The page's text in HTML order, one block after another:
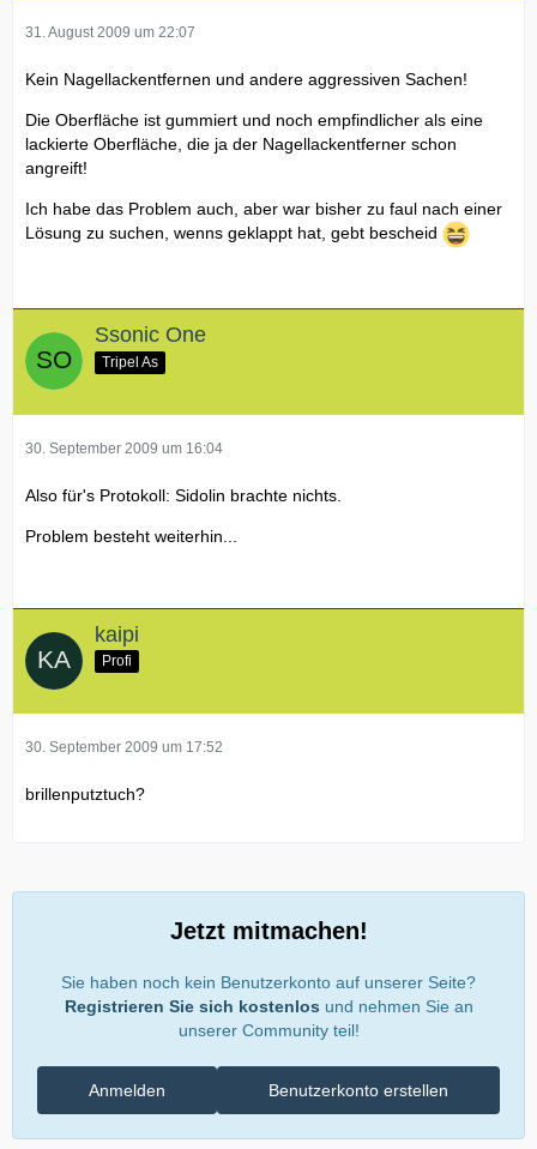
31. August 2009 um 22:07
Kein Nagellackentfernen und andere aggressiven Sachen!
Die Oberfläche ist gummiert und noch empfindlicher als eine
lackierte Oberfläche, die ja der Nagellackentferner schon
angreift!
Ich habe das Problem auch, aber war bisher zu faul nach einer
Lösung zu suchen, wenns geklappt hat, gebt bescheid
Ssonic One
Tripel As
30. September 2009 um 16:04
Also für's Protokoll: Sidolin brachte nichts.
Problem besteht weiterhin...
kaipi
Profi
30. September 2009 um 17:52
brillenputztuch?
Jetzt mitmachen!
Sie haben noch kein Benutzerkonto auf unserer Seite?
Registrieren Sie sich kostenlos und nehmen Sie an
unserer Community teil!
Benutzerkonto erstellen
Anmelden